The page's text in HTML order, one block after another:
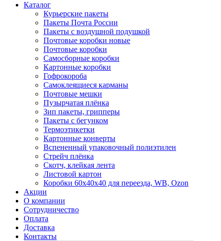
Каталог
Курьерские пакеты
Пакеты Почта России
Пакеты с воздушной подушкой
Почтовые коробки новые
Почтовые коробки
Самосборные коробки
Картонные коробки
Гофрокороба
Самоклеящиеся карманы
Почтовые мешки
Пузырчатая плёнка
Зип пакеты, грипперы
Пакеты с бегунком
Термоэтикетки
Картонные конверты
Вспененный упаковочный полиэтилен
Стрейч плёнка
Скотч, клейкая лента
Листовой картон
Коробки 60х40х40 для переезда, WB, Ozon
Акции
О компании
Сотрудничество
Оплата
Доставка
Контакты